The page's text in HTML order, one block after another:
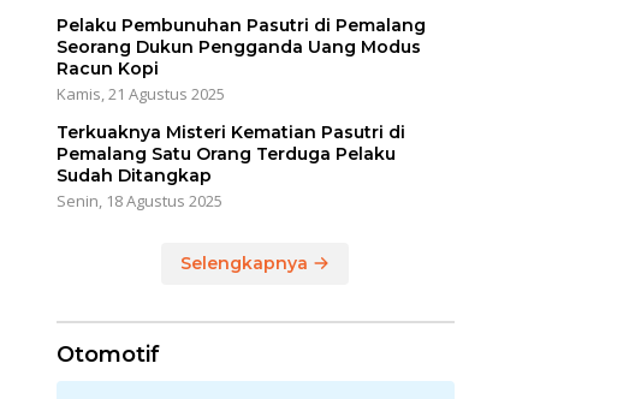
Pelaku Pembunuhan Pasutri di Pemalang
Seorang Dukun Pengganda Uang Modus
Racun Kopi
Kamis, 21 Agustus 2025
Terkuaknya Misteri Kematian Pasutri di
Pemalang Satu Orang Terduga Pelaku
Sudah Ditangkap
Senin, 18 Agustus 2025
Selengkapnya
Otomotif